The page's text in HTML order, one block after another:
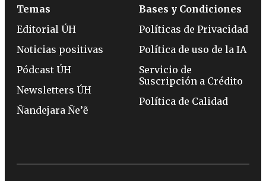
Temas
Editorial ÚH
Noticias positivas
Pódcast ÚH
Newsletters ÚH
Ñandejara Ñe’ẽ
Bases y Condiciones
Políticas de Privacidad
Política de uso de la IA
Servicio de
Suscripción a Crédito
Política de Calidad